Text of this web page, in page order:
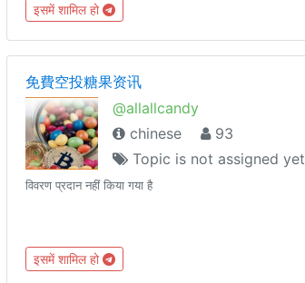
इसमें शामिल हो
免費空投糖果资讯
@allallcandy
chinese
93
Topic is not assigned yet
विवरण प्रदान नहीं किया गया है
इसमें शामिल हो